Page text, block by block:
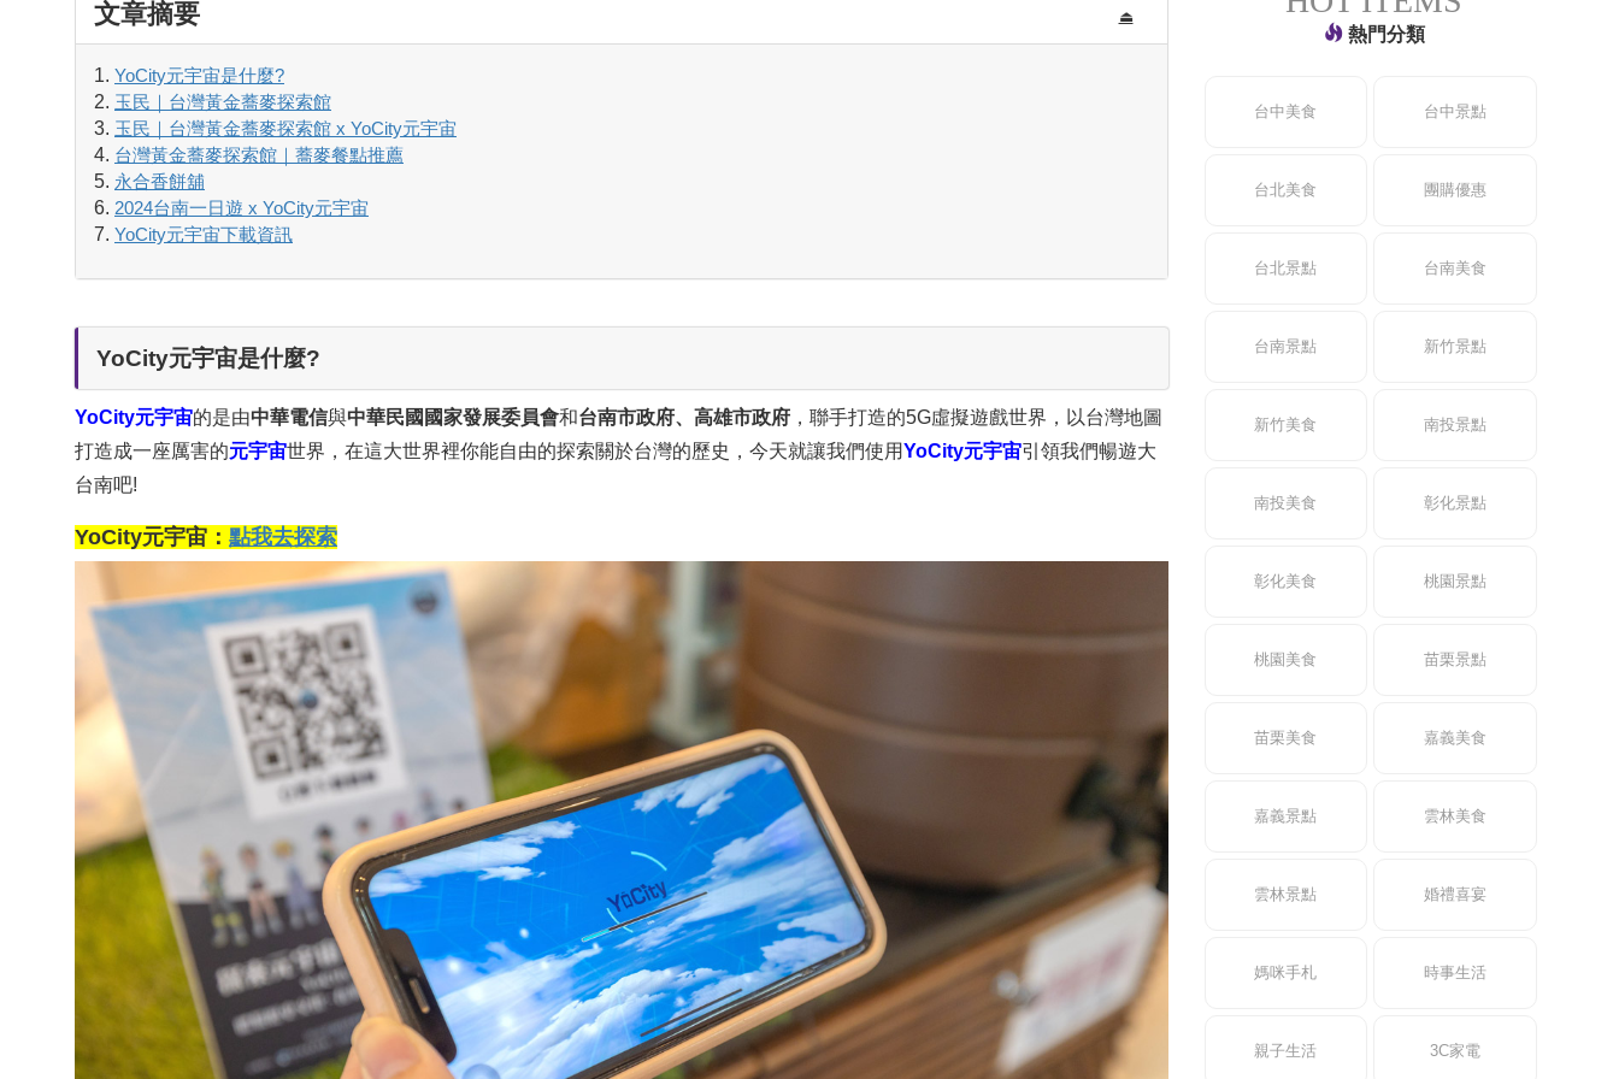
⏏
文章摘要
YoCity元宇宙是什麼?
玉民｜台灣黃金蕎麥探索館
玉民｜台灣黃金蕎麥探索館 x YoCity元宇宙
台灣黃金蕎麥探索館｜蕎麥餐點推薦
永合香餅舖
2024台南一日遊 x YoCity元宇宙
YoCity元宇宙下載資訊
YoCity元宇宙是什麼?
YoCity元宇宙的是由中華電信與中華民國國家發展委員會和台南市政府、高雄市政府 ，聯手打造的5G虛擬遊戲世界，以台灣地圖
打造成一座厲害的元宇宙世界，在這大世界裡你能自由的探索關於台灣的歷史，今天就讓我們使用 YoCity元宇宙引領我們暢遊大
台南吧!
YoCity元宇宙： 點我去探索
熱門分類
台中美食 台中景點
台北美食 團購優惠
台北景點 台南美食
台南景點 新竹景點
新竹美食 南投景點
南投美食 彰化景點
彰化美食 桃園景點
桃園美食 苗栗景點
苗栗美食 嘉義美食
嘉義景點 雲林美食
雲林景點 婚禮喜宴
媽咪手札 時事生活
親子生活 3C家電